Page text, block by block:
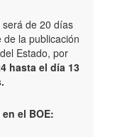
será de 20 días
la publicación
Estado, por
hasta el día 13
el BOE: